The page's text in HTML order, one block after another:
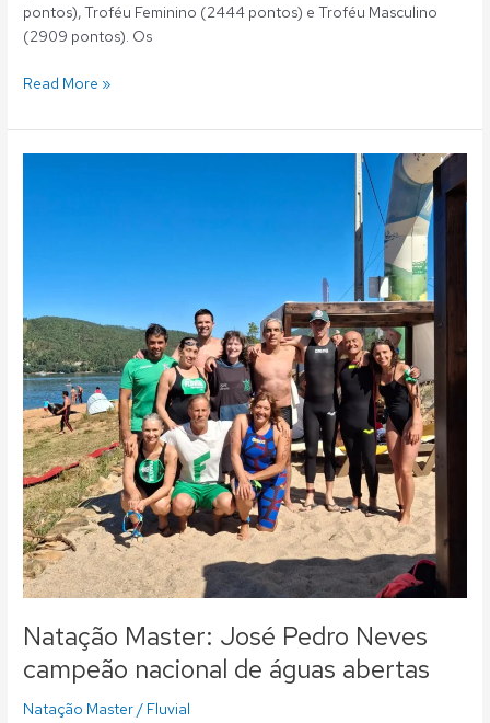
pontos), Troféu Feminino (2444 pontos) e Troféu Masculino
(2909 pontos). Os
Read More »
Natação Master: José Pedro Neves
campeão nacional de águas abertas
Natação Master/ Fluvial
nacional
de
águas
abertas